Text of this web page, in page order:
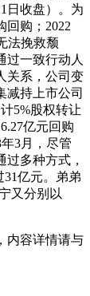
日收盘）。为
回购；2022
法挽救颓
过一致行动人
关系，公司变
减持上市公司
5%股权转让
亿元回购
3月，尽管
多种方式，
31亿元。弟弟
又分别以
内容详情请与